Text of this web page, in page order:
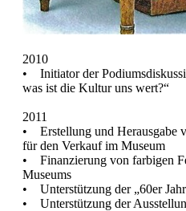
2010
• Initiator der
was ist die Kultur uns wert?“
2011
• Erstellung und Herausgabe
für den Verkauf im Museum
• Finanzierung von farbigen
Museums
• Unterstützung der „60er
• Unterstützung der